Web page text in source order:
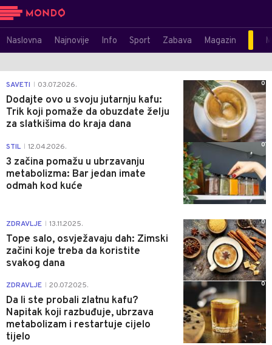
Naslovna Najnovije Info Sport Zabava Magazin
SAVETI 03.07.2026.
Dodajte ovo u svoju jutarnju kafu:
Trik koji pomaže da obuzdate želju
za slatkišima do kraja dana
0
STIL 12.04.2026.
3 začina pomažu u ubrzavanju
metabolizma: Bar jedan imate
odmah kod kuće
0
ZDRAVLJE 13.11.2025.
Tope salo, osvježavaju dah: Zimski
začini koje treba da koristite
svakog dana
0
ZDRAVLJE 20.07.2025.
Da li ste probali zlatnu kafu?
Napitak koji razbuđuje, ubrzava
metabolizam i restartuje cijelo
tijelo
0